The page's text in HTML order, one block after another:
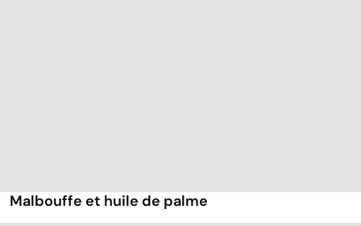
Malbouffe et huile de palme